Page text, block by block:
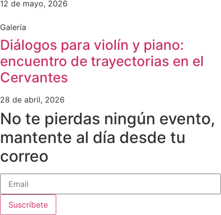
12 de mayo, 2026
Galería
Diálogos para violín y piano:
encuentro de trayectorias en el
Cervantes
28 de abril, 2026
No te pierdas ningún evento,
mantente al día desde tu
correo
Suscríbete